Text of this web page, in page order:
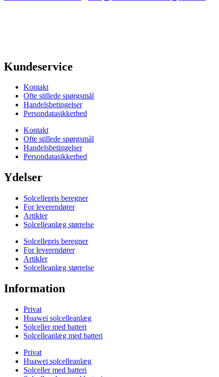
Kundeservice
Kontakt
Ofte stillede spørgsmål
Handelsbetingelser
Persondatasikkerhed
Kontakt
Ofte stillede spørgsmål
Handelsbetingelser
Persondatasikkerhed
Ydelser
Solcellepris beregner
For leverendører
Artikler
Solcelleanlæg størrelse
Solcellepris beregner
For leverendører
Artikler
Solcelleanlæg størrelse
Information
Privat
Huawei solcelleanlæg
Solceller med batteri
Solcelleanlæg med batteri
Privat
Huawei solcelleanlæg
Solceller med batteri